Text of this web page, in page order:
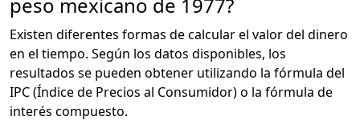
Existen diferentes formas de calcular el valor del dinero
en el tiempo. Según los datos disponibles, los
resultados se pueden obtener utilizando la fórmula del
IPC (Índice de Precios al Consumidor) o la fórmula de
interés compuesto.